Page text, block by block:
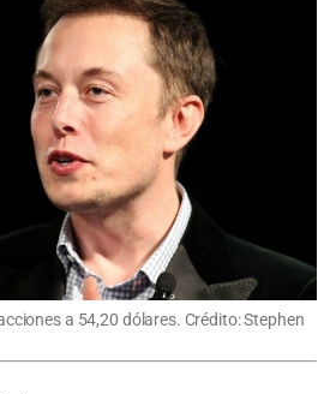
a 54,20 dólares. Crédito: Stephen